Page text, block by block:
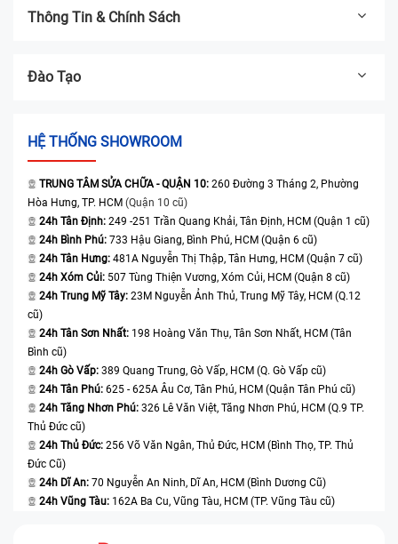
Thông Tin & Chính Sách
Đào Tạo
HỆ THỐNG SHOWROOM
TRUNG TÂM SỬA CHỮA - QUẬN 10: 260 Đường 3 Tháng 2, Phường
Hòa Hưng, TP. HCM (Quận 10 cũ)
24h Tân Định: 249 -251 Trần Quang Khải, Tân Định, HCM (Quận 1 cũ)
24h Bình Phú: 733 Hậu Giang, Bình Phú, HCM (Quận 6 cũ)
24h Tân Hưng: 481A Nguyễn Thị Thập, Tân Hưng, HCM (Quận 7 cũ)
24h Xóm Củi: 507 Tùng Thiện Vương, Xóm Củi, HCM (Quận 8 cũ)
24h Trung Mỹ Tây: 23M Nguyễn Ảnh Thủ, Trung Mỹ Tây, HCM (Q.12
cũ)
24h Tân Sơn Nhất: 198 Hoàng Văn Thụ, Tân Sơn Nhất, HCM (Tân
Bình cũ)
24h Gò Vấp: 389 Quang Trung, Gò Vấp, HCM (Q. Gò Vấp cũ)
24h Tân Phú: 625 - 625A Âu Cơ, Tân Phú, HCM (Quận Tân Phú cũ)
24h Tăng Nhơn Phú: 326 Lê Văn Việt, Tăng Nhơn Phú, HCM (Q.9 TP.
Thủ Đức cũ)
24h Thủ Đức: 256 Võ Văn Ngân, Thủ Đức, HCM (Bình Thọ, TP. Thủ
Đức Cũ)
24h Dĩ An: 70 Nguyễn An Ninh, Dĩ An, HCM (Bình Dương Cũ)
24h Vũng Tàu: 162A Ba Cu, Vũng Tàu, HCM (TP. Vũng Tàu cũ)